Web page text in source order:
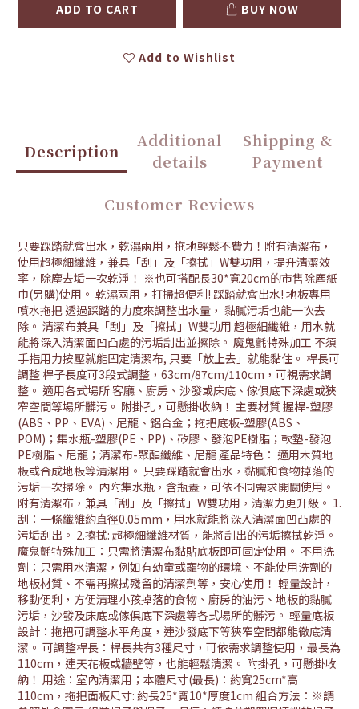
ADD TO CART BUY NOW
Add to Wishlist
Description
Additional
details
Shipping &
Payment
Customer Reviews
只要踩踏就會出水，乾濕兩用，拖地輕鬆不費力！附有清潔布，
使用超極細纖維，兼具「刮」及「擦拭」W雙功用，提升清潔效
率，除塵去垢一次乾淨！ ※也可搭配長30*寬20cm的市售除塵紙
巾(另購)使用。 乾濕兩用，打掃超便利! 踩踏就會出水! 地板專用
噴水拖把 透過踩踏的力度來調整出水量， 黏膩污垢也能一次去
除。 清潔布兼具「刮」及「擦拭」W雙功用 超極細纖維，用水就
能將深入清潔面凹凸處的污垢刮出並擦除。 魔鬼氈特殊加工 不須
手指用力按壓就能固定清潔布, 只要「放上去」就能黏住。 桿長可
調整 桿子長度可3段式調整，63cm/87cm/110cm，可視需求調
整。 適用各式場所 客廳、廚房、沙發或床底、傢俱底下深處或狹
窄空間等場所髒污。 附掛孔，可懸掛收納！ 主要材質 握桿-塑膠
(ABS、PP、EVA)、尼龍、鋁合金；拖把底板-塑膠(ABS、
POM)；集水瓶-塑膠(PE、PP)、矽膠、發泡PE樹脂；軟墊-發泡
PE樹脂、尼龍；清潔布-聚酯纖維、尼龍 產品特色： 適用木質地
板或合成地板等清潔用。 只要踩踏就會出水，黏膩和食物掉落的
污垢一次掃除。 內附集水瓶，含瓶蓋，可依不同需求開關使用。
附有清潔布，兼具「刮」及「擦拭」W雙功用，清潔力更升級。 1.
刮：一條纖維約直徑0.05mm，用水就能將深入清潔面凹凸處的
污垢刮出。 2.擦拭: 超極細纖維材質，能將刮出的污垢擦拭乾淨。
魔鬼氈特殊加工：只需將清潔布黏貼底板即可固定使用。 不用洗
劑：只需用水清潔，例如有幼童或寵物的環境、不能使用洗劑的
地板材質、不需再擦拭殘留的清潔劑等，安心使用！ 輕量設計，
移動便利，方便清理小孩掉落的食物、廚房的油污、地板的黏膩
污垢，沙發及床底或傢俱底下深處等各式場所的髒污。 輕量底板
設計：拖把可調整水平角度，連沙發底下等狹窄空間都能徹底清
潔。 可調整桿長：桿長共有3種尺寸，可依需求調整使用，最長為
110cm，連天花板或牆壁等，也能輕鬆清潔。 附掛孔，可懸掛收
納！ 用途：室內清潔用；本體尺寸(最長)：約寬25cm*高
110cm，拖把面板尺寸: 約長25*寬10*厚度1cm 組合方法：※請